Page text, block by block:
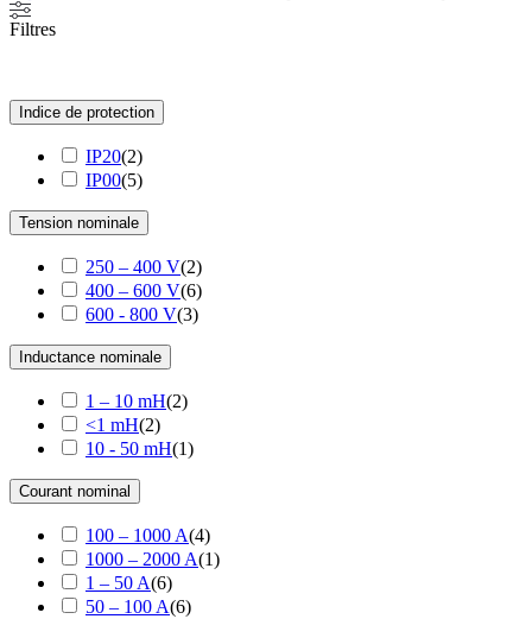
Filtres
Indice de protection
IP20(2)
IP00(5)
Tension nominale
250 – 400 V(2)
400 – 600 V(6)
600 - 800 V(3)
Inductance nominale
1 – 10 mH(2)
<1 mH(2)
10 - 50 mH(1)
Courant nominal
100 – 1000 A(4)
1000 – 2000 A(1)
1 – 50 A(6)
50 – 100 A(6)